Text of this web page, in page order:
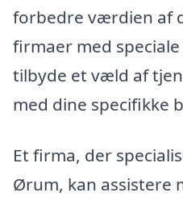
forbedre værdien af
firmaer med
tilbyde et væld af
med dine specifikke
Et firma, der
Ørum, kan assistere